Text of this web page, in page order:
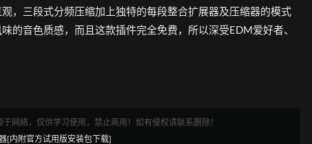
，三段式分频压缩加上独特的每段整合扩展器及压缩器的模式
的音色质感，而且这款插件完全免费，所以深受EDM爱好者、
网络，仅供学习使用，禁止商用！如有侵权请联系删除！
[内附官方试用版安装包下载]